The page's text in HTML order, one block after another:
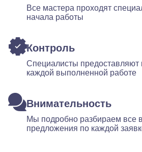
Все мастера проходят
начала работы
Контроль
Специалисты предоставляют
каждой выполненной работе
Внимательность
Мы подробно разбираем все
предложения по каждой